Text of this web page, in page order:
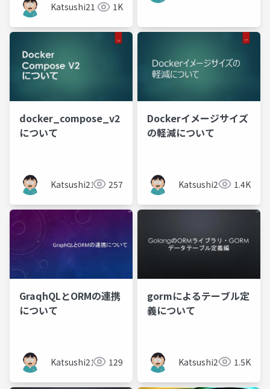
Katsushi21 1K
docker_compose_v2
について
Katsushi21 257
Dockerイメージサイズ
の軽減について
Katsushi21 1.4K
GraqhQLとORMの連携
について
Katsushi21 129
gormによるテーブル定
義について
Katsushi21 1.5K